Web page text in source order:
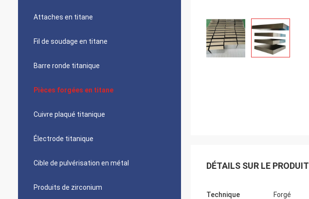
Attaches en titane
Fil de soudage en titane
Barre ronde titanique
Pièces forgées en titane
Cuivre plaqué titanique
Électrode titanique
Cible de pulvérisation en métal
Produits de zirconium
DÉTAILS SUR LE PRODUIT
Technique Forgé